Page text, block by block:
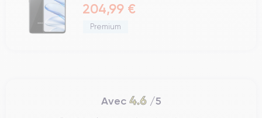
204,99 €
Premium
Avec 4.6/5